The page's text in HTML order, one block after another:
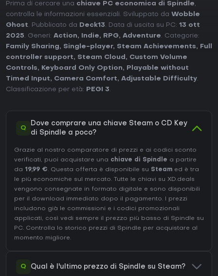
Prima di cercare una chiave PC economica di Spindle,
controlla le informazioni essenziali. Sviluppato da Wobble
Ghost. Pubblicato da Deck13. Data di uscita su PC: 13 ott
2025. Generi: Action, Indie, RPG, Adventure. Categorie:
Family Sharing, Single-player, Steam Achievements,
Full
controller support, Steam Cloud , Custom Volume
Controls, Keyboard Only Option,
Playable without
Timed Input, Camera Comfort, Adjustable Difficulty.
Classificazione per età:
PEGI 3.
Q
Dove comprare una chiave Steam o CD Key
di Spindle a poco?
Grazie al nostro comparatore di prezzi e ai codici sconto
verificati, puoi acquistare una chiave di Spindle a partire
da 19,99 €. Questa offerta è disponibile su Steam ed è tra
le più economiche sul mercato. Tutte le chiavi su XD.deals
vengono consegnate in formato digitale e sono disponibili
per il download immediato dopo il pagamento. I prezzi
includono già le commissioni e i codici promozionali
applicati, così vedi sempre il prezzo più basso di Spindle su
PC. Controlla lo storico prezzi di Spindle per acquistare al
momento migliore.
Q Qual è l'ultimo prezzo di Spindle su Steam?